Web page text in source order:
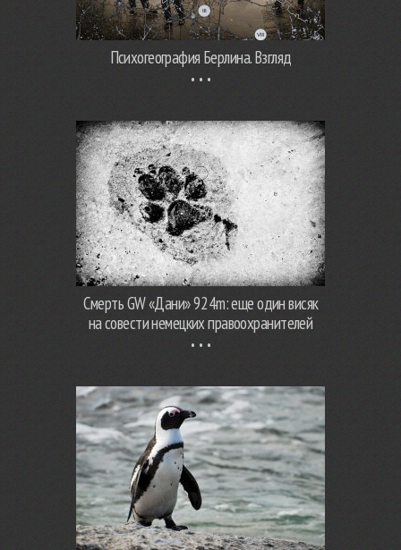
Психогеография Берлина. Взгляд
Смерть GW «Дани» 924m: еще один висяк
на совести немецких правоохранителей